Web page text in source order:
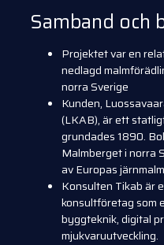
Samband och
Projektet var en
nedlagd
norra Sverige
Kunden,
(LKAB), är ett
grundades 1890.
Malmberget i norra
av Europas
Konsulten Tikab är
konsultföretag som
byggteknik, digital
mjukvaruutveckling.